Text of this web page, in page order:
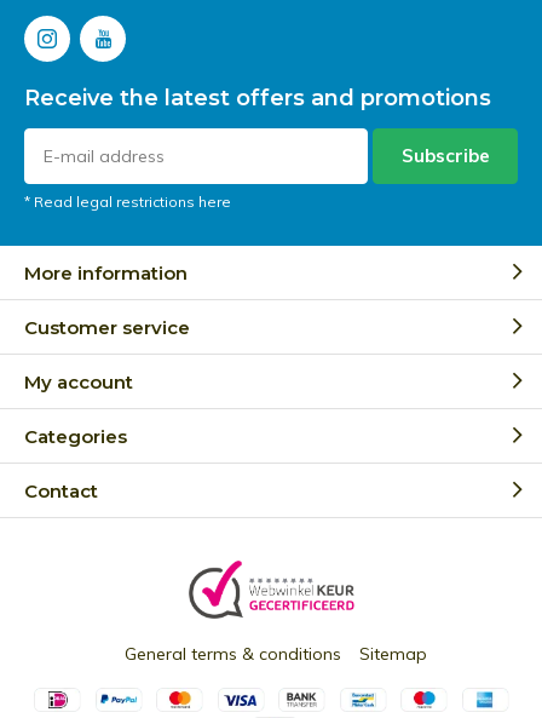
Receive the latest offers and promotions
Subscribe
* Read legal restrictions here
More information
Customer service
My account
Categories
Contact
General terms & conditions Sitemap